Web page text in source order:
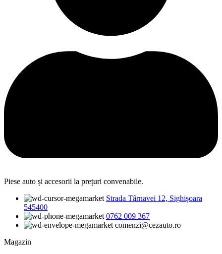
Piese auto și accesorii la prețuri convenabile.
Strada Târnavei 12, Sighișoara
545400
0762 009 367
comenzi@cezauto.ro
Magazin